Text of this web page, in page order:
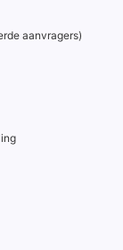
aanvragers)